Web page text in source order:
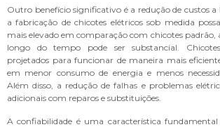
Outro benefício significativo é a redução de custos
a fabricação de chicotes elétricos sob medida
mais elevado em comparação com chicotes padrão,
longo do tempo pode ser substancial.
projetados para funcionar de maneira mais
em menor consumo de energia e menos
Além disso, a redução de falhas e problemas
adicionais com reparos e substituições.
A confiabilidade é uma característica fundamental